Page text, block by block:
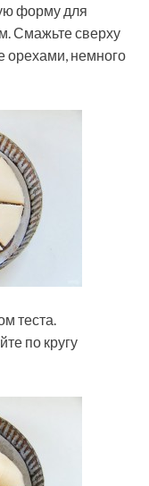
форму для
Смажьте сверху
орехами, немного
теста.
по кругу